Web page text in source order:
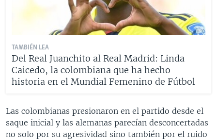
TAMBIÉN LEA
Del Real Juanchito al Real Madrid: Linda
Caicedo, la colombiana que ha hecho
historia en el Mundial Femenino de Fútbol
Las colombianas presionaron en el partido desde el
saque inicial y las alemanas parecían desconcertadas
no solo por su agresividad sino también por el ruido